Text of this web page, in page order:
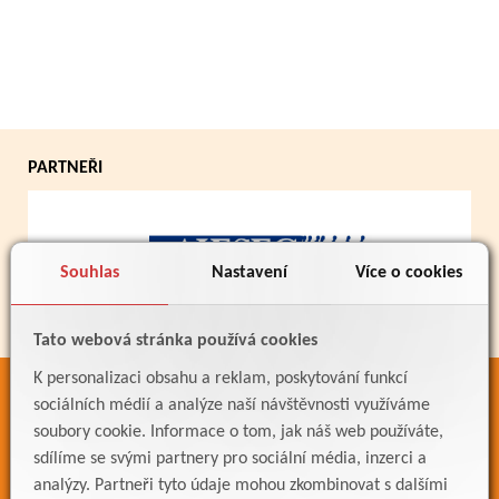
Souhlas Nastavení Více o cookies
Tato webová stránka používá cookies
K personalizaci obsahu a reklam, poskytování funkcí
sociálních médií a analýze naší návštěvnosti využíváme
soubory cookie. Informace o tom, jak náš web používáte,
sdílíme se svými partnery pro sociální média, inzerci a
analýzy. Partneři tyto údaje mohou zkombinovat s dalšími
PARTNEŘI
ODKAZY
Bakaláři
Jídelníček